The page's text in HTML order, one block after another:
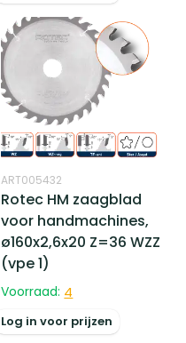
ART005432
Rotec HM zaagblad
voor handmachines,
ø160x2,6x20 Z=36 WZZ
(vpe 1)
Voorraad: 4
Log in voor prijzen